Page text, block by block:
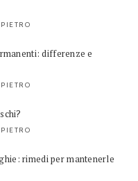
differenze e
rimedi per mantenerle